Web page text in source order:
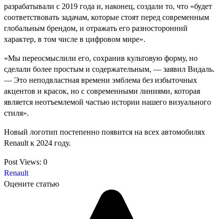
разрабатывали с 2019 года и, наконец, создали то, что «будет
соответствовать задачам, которые стоят перед современным
глобальным брендом, и отражать его разносторонний
характер, в том числе в цифровом мире».
«Мы переосмыслили его, сохранив культовую форму, но
сделали более простым и содержательным, — заявил Видаль.
— Это неподвластная времени эмблема без избыточных
акцентов и красок, но с современными линиями, которая
является неотъемлемой частью истории нашего визуального
стиля».
Новый логотип постепенно появится на всех автомобилях
Renault к 2024 году.
Post Views: 0
Renault
Оцените статью